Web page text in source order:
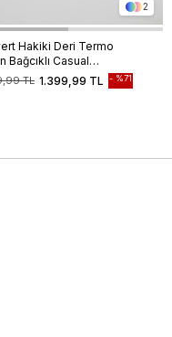
2
Hakiki Deri Termo
Bağcıklı Casual
1033235117
1.399,99 TL
TL %71